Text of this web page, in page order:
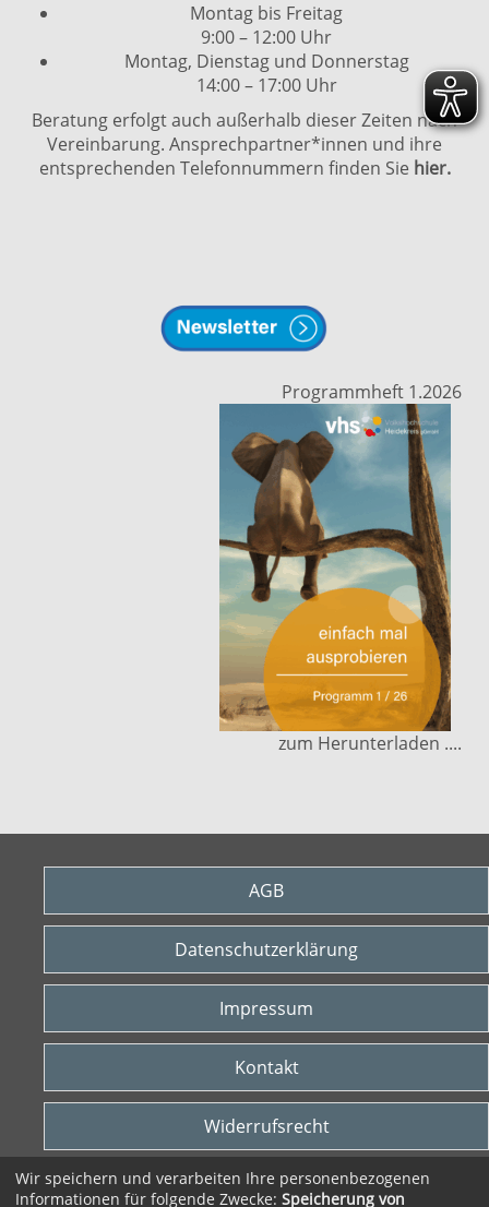
Montag bis Freitag
9:00 – 12:00 Uhr
Montag, Dienstag und Donnerstag
14:00 – 17:00 Uhr
Beratung erfolgt auch außerhalb dieser Zeiten nach
Vereinbarung. Ansprechpartner*innen und ihre
entsprechenden Telefonnummern finden Sie hier.
Programmheft 1.2026
zum Herunterladen ....
AGB
Datenschutzerklärung
Impressum
Kontakt
Widerrufsrecht
Vertrag widerrufen
Wir speichern und verarbeiten Ihre personenbezogenen
Informationen für folgende Zwecke: Speicherung von